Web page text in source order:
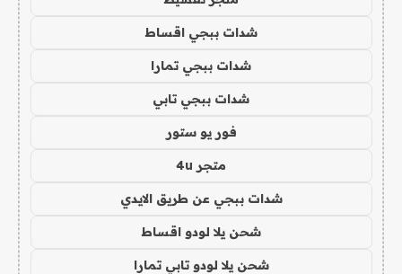
شدات ببجي اقساط
شدات ببجي تمارا
شدات ببجي تابي
فور يو ستور
متجر 4u
شدات ببجي عن طريق الايدي
شحن يلا لودو اقساط
شحن يلا لودو تابي تمارا